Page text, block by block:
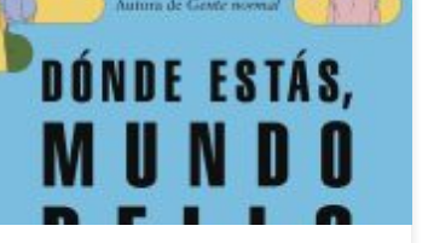
«Alice, le dijo, ¿algún día voy a tener que vivir en el
mundo real? Sin levantar la vista, Alice resopló con
sorna y respondió: Dios, no, por supuesto que no.
¿Quién te ha dicho eso?». Confieso. Estoy más de
media hora mirando la pantalla del ordenador sin
saber cómo enfocar […]